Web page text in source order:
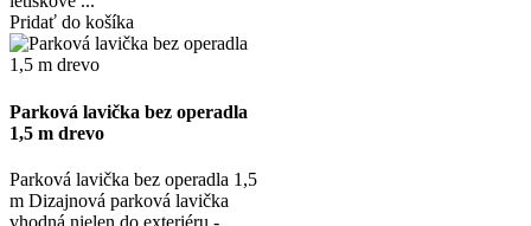
Pridať do košíka
Parková lavička bez operadla
1,5 m drevo
Parková lavička bez operadla 1,5
m Dizajnová parková lavička
vhodná nielen do exteriéru -